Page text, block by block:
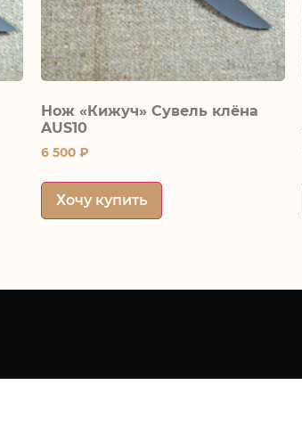
Нож «Кижуч» Сувель клёна
AUS10
6 500₽
Хочу купить